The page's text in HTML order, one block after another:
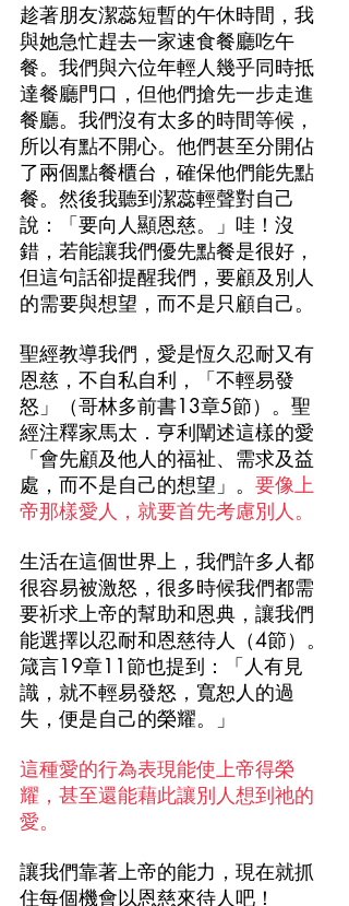
趁著朋友潔蕊短暫的午休時間，我
與她急忙趕去一家速食餐廳吃午
餐。我們與六位年輕人幾乎同時抵
達餐廳門口，但他們搶先一步走進
餐廳。我們沒有太多的時間等候，
所以有點不開心。他們甚至分開佔
了兩個點餐櫃台，確保他們能先點
餐。然後我聽到潔蕊輕聲對自己
說：「要向人顯恩慈。」哇！沒
錯，若能讓我們優先點餐是很好，
但這句話卻提醒我們，要顧及別人
的需要與想望，而不是只顧自己。
聖經教導我們，愛是恆久忍耐又有
恩慈，不自私自利，「不輕易發
怒」（哥林多前書13章5節）。聖
經注釋家馬太．亨利闡述這樣的愛
「會先顧及他人的福祉、需求及益
處，而不是自己的想望」。 要像上
帝那樣愛人，就要首先考慮別人。
生活在這個世界上，我們許多人都
很容易被激怒，很多時候我們都需
要祈求上帝的幫助和恩典，讓我們
能選擇以忍耐和恩慈待人（4節）。
箴言19章11節也提到：「人有見
識，就不輕易發怒，寬恕人的過
失，便是自己的榮耀。」
這種愛的行為表現能使上帝得榮
耀，甚至還能藉此讓別人想到祂的
愛。
讓我們靠著上帝的能力，現在就抓
住每個機會以恩慈來待人吧！